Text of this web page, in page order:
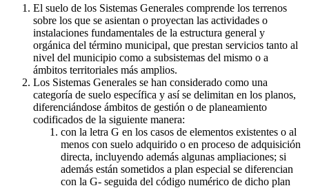
Especiales en Suelo Urbano.
El suelo de los Sistemas Generales comprende los terrenos
sobre los que se asientan o proyectan las actividades o
instalaciones fundamentales de la estructura general y
orgánica del término municipal, que prestan servicios tanto al
nivel del municipio como a subsistemas del mismo o a
ámbitos territoriales más amplios.
Los Sistemas Generales se han considerado como una
categoría de suelo específica y así se delimitan en los planos,
diferenciándose ámbitos de gestión o de planeamiento
codificados de la siguiente manera:
con la letra G en los casos de elementos existentes o al
menos con suelo adquirido o en proceso de adquisición
directa, incluyendo además algunas ampliaciones; si
además están sometidos a plan especial se diferencian
con la G- seguida del código numérico de dicho plan